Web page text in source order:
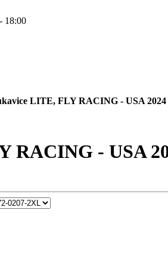
18:00
LITE, FLY RACING - USA 2024
RACING - USA